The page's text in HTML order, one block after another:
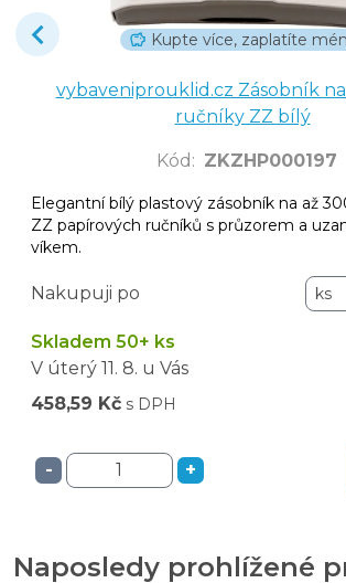
Kupte více, zaplatíte
vybaveniprouklid.cz Zásobník
ručníky ZZ bílý
Kód : ZKZHP000197
Elegantní bílý plastový zásobník na až
ZZ papírových ručníků s průzorem a
víkem.
Nakupuji po
Skladem 50+ ks
V úterý 11. 8. u Vás
458,59 Kč s DPH
- +
Naposledy prohlížené